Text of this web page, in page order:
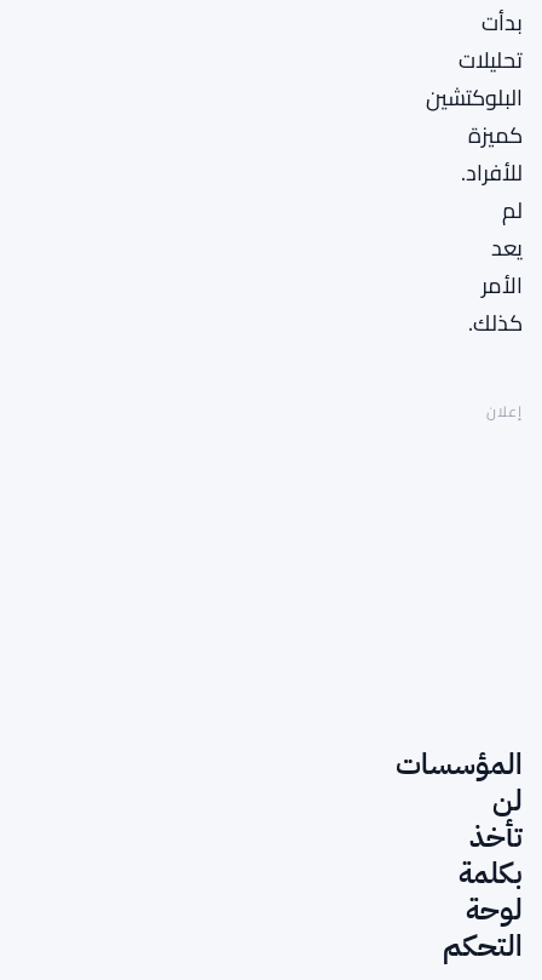
بدأت
تحليلات
البلوكتشين
كميزة
للأفراد.
لم
يعد
الأمر
كذلك.
إعلان
المؤسسات
لن
تأخذ
بكلمة
لوحة
التحكم